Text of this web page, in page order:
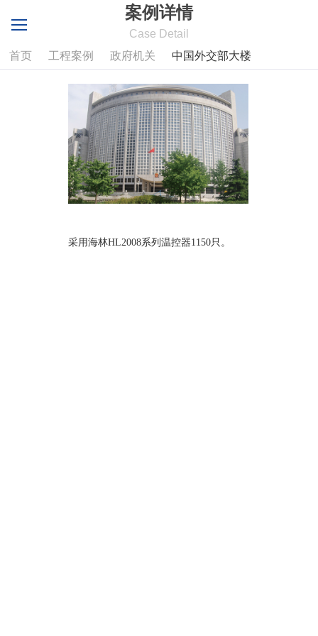
案例详情
Case Detail
首页
工程案例 政府机关 中国外交部大楼
采用海林HL2008系列温控器1150只。